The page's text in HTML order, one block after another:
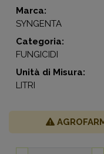
Marca:
SYNGENTA
Categoria:
FUNGICIDI
Unità di Misura:
LITRI